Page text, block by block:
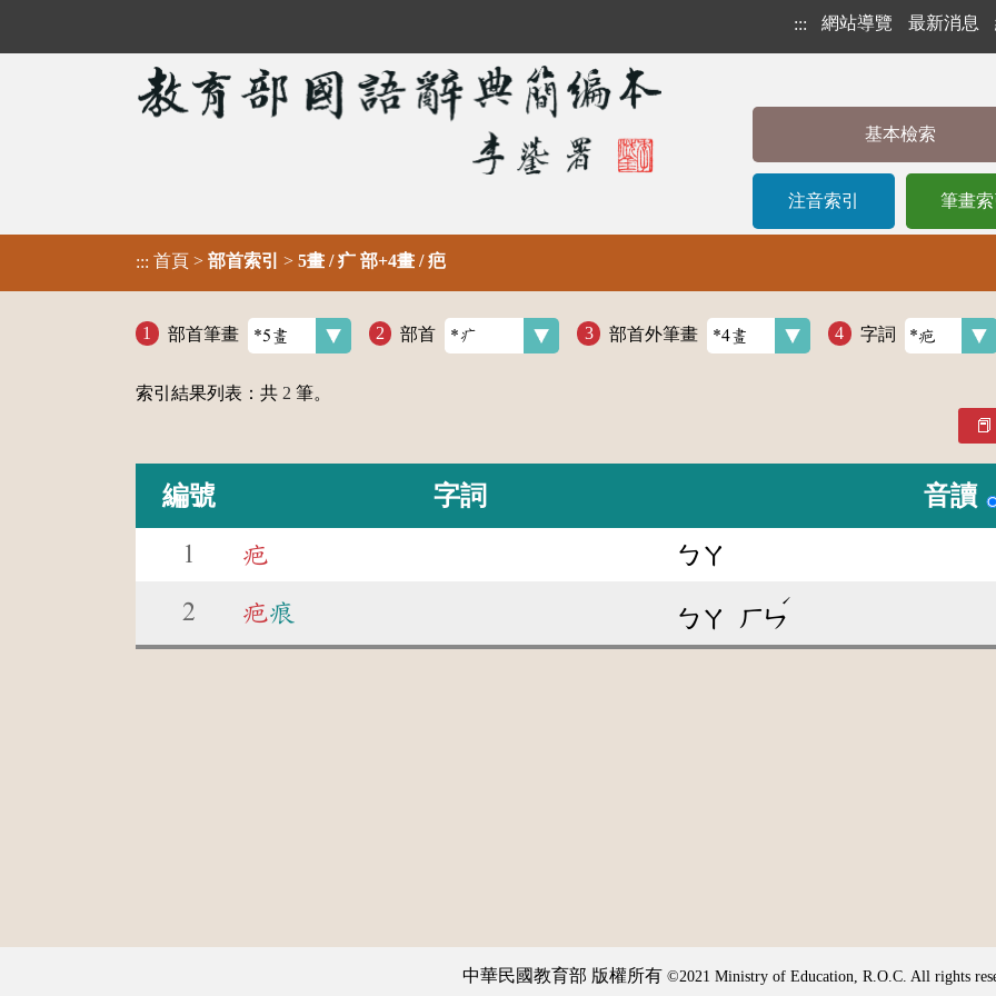
::: 網站導覽 最新消息
基本檢索
注音索引 筆畫索
::: 首頁 > 部首索引 > 5畫 / 疒 部+4畫 / 疤
部首筆畫 部首 部首外筆畫 字詞
索引結果列表：共 2 筆。
編號 字詞 音讀
1 疤 ㄅㄚ
2 疤痕 ㄅㄚ ㄏㄣ
ˊ
中華民國教育部 版權所有 ©2021 Ministry of Education, R.O.C. All rights